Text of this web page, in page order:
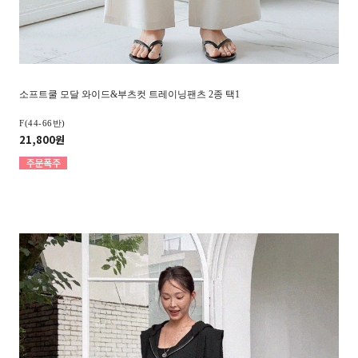
소프트쿨 모달 와이드&부츠컷 트레이닝팬츠 2종 택1
F(44-66반)
21,800원